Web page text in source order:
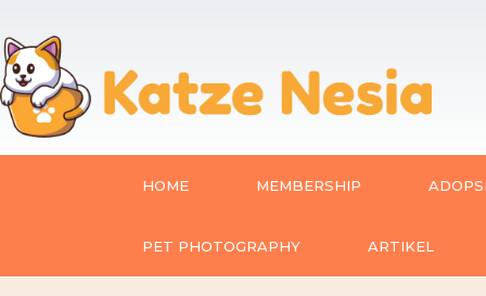
HOME MEMBERSHIP
PET PHOTOGRAPHY ARTIKEL